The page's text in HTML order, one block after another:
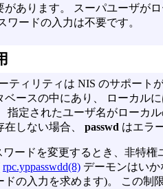
があります。 スーパユーザが
ワードの入力は不要です。
ティリティは NIS のサポート
ベースの中にあり、 ローカルに
指定されたユーザ名がローカ
在しない場合、 passwd はエラ
ワードを変更するとき、非特
rpc.yppasswdd(8) デーモンはい
ドの入力を求めます)。 この制